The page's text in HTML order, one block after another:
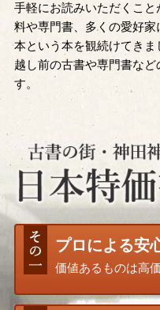
手軽にお読みいただくこ
料や専門書、多くの愛好家
本という本を観続けてきま
越し前の古書や専門書な
す。
プロによる安
価値あるものは高